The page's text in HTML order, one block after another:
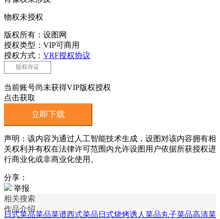
物权未授权
版权所有：设图网
授权类型：VIP可商用
授权方式： VRF授权协议
版权存证
当前账号尚未获得VIP版权授权
点击获取
立即下载
声明：该内容为通过人工智能技术生成，设图对该内容拥有相
关权利并有权在法律许可范围内允许设图用户依据所获授权进
行商业化或非商业化使用。
分享：
举报
相关搜索
作品介绍
日式菜品菜品菜谱西式菜品 日式烧烤诱人菜品丸子菜品高清菜